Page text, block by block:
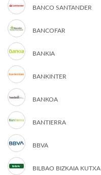
BANCO SANTANDER
BANCOFAR
BANKIA
BANKINTER
BANKOA
BANTIERRA
BBVA
BILBAO BIZKAIA KUTXA